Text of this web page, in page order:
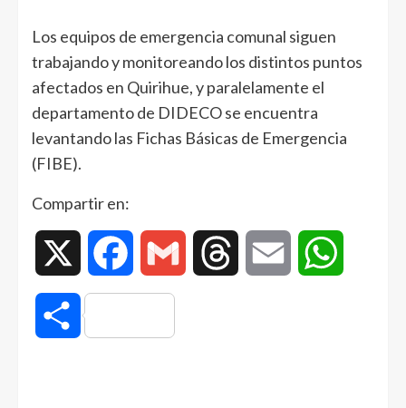
Los equipos de emergencia comunal siguen
trabajando y monitoreando los distintos puntos
afectados en Quirihue, y paralelamente el
departamento de DIDECO se encuentra
levantando las Fichas Básicas de Emergencia
(FIBE).
Compartir en:
Facebook Gmail Threads Email
Compartir